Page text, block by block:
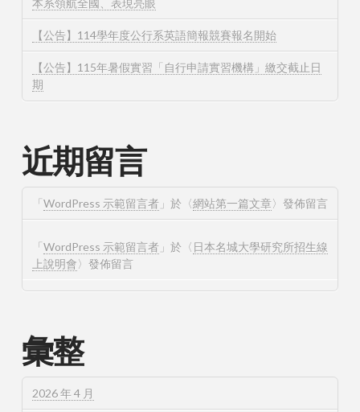
本系領航全國、表現亮眼
【公告】114學年度公行系英語簡報競賽報名開始
【公告】115年暑假實習「自行申請實習機構」繳交截止日
期
近期留言
「WordPress 示範留言者」於〈網站第一篇文章〉發佈留言
「WordPress 示範留言者」於〈 日本名城大學研究所招生線
上說明會〉發佈留言
彙整
2026 年 4 月